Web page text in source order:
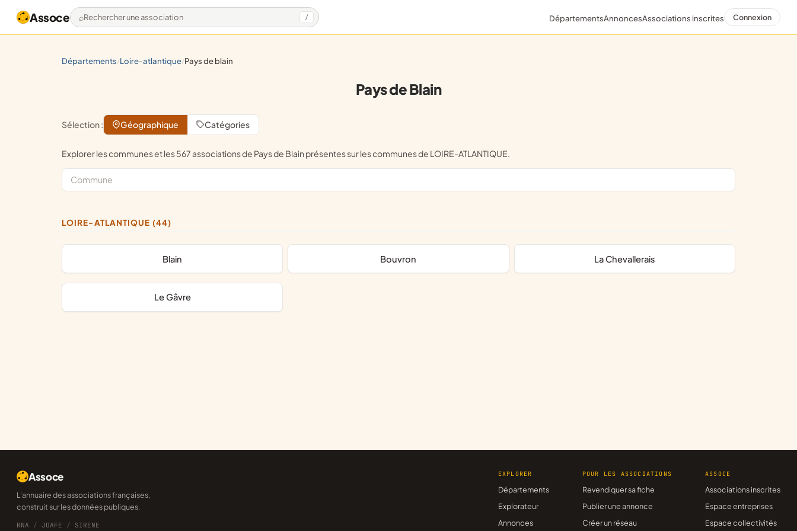
Assoce Rechercher une association / DépartementsAnnoncesAssociations inscrites Connexion
départements/ loire-atlantique/ pays de blain
Pays de Blain
Sélection : Géographique Catégories
Explorer les communes et les 567 associations de Pays de Blain présentes sur les communes de LOIRE-ATLANTIQUE.
LOIRE-ATLANTIQUE (44)
Blain Bouvron La Chevallerais
Le Gâvre
Assoce
L'annuaire des associations françaises,
construit sur les données publiques.
RNA / JOAFE / SIRENE
EXPLORER
Départements
Explorateur
Annonces
POUR LES ASSOCIATIONS
Revendiquer sa fiche
Publier une annonce
Créer un réseau
ASSOCE
Associations inscrites
Espace entreprises
Espace collectivités